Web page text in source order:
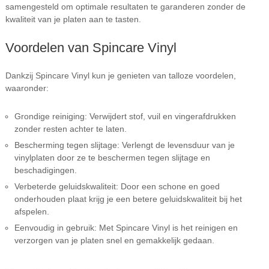
samengesteld om optimale resultaten te garanderen zonder de
kwaliteit van je platen aan te tasten.
Voordelen van Spincare Vinyl
Dankzij Spincare Vinyl kun je genieten van talloze voordelen,
waaronder:
Grondige reiniging: Verwijdert stof, vuil en vingerafdrukken
zonder resten achter te laten.
Bescherming tegen slijtage: Verlengt de levensduur van je
vinylplaten door ze te beschermen tegen slijtage en
beschadigingen.
Verbeterde geluidskwaliteit: Door een schone en goed
onderhouden plaat krijg je een betere geluidskwaliteit bij het
afspelen.
Eenvoudig in gebruik: Met Spincare Vinyl is het reinigen en
verzorgen van je platen snel en gemakkelijk gedaan.